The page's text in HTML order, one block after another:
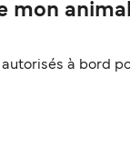
mon
à bord